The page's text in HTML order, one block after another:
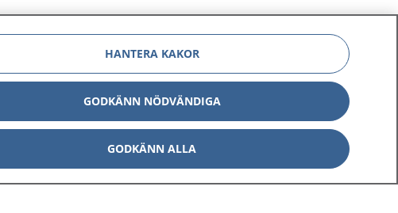
Om 1177
Kontakt
HANTERA KAKOR
GODKÄNN NÖDVÄNDIGA
GODKÄNN ALLA